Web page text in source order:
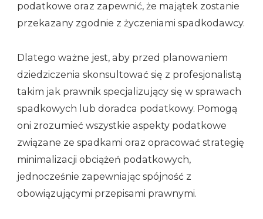
podatkowe oraz zapewnić, że majątek zostanie
przekazany zgodnie z życzeniami spadkodawcy.
Dlatego ważne jest, aby przed planowaniem
dziedziczenia skonsultować się z profesjonalistą
takim jak prawnik specjalizujący się w sprawach
spadkowych lub doradca podatkowy. Pomogą
oni zrozumieć wszystkie aspekty podatkowe
związane ze spadkami oraz opracować strategię
minimalizacji obciążeń podatkowych,
jednocześnie zapewniając spójność z
obowiązującymi przepisami prawnymi.